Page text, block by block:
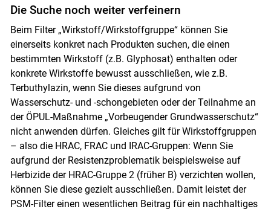
Die Suche noch weiter verfeinern
Beim Filter „Wirkstoff/Wirkstoffgruppe“ können Sie
einerseits konkret nach Produkten suchen, die einen
bestimmten Wirkstoff (z.B. Glyphosat) enthalten oder
konkrete Wirkstoffe bewusst ausschließen, wie z.B.
Terbuthylazin, wenn Sie dieses aufgrund von
Wasserschutz- und -schongebieten oder der Teilnahme an
der ÖPUL-Maßnahme „Vorbeugender Grundwasserschutz“
nicht anwenden dürfen. Gleiches gilt für Wirkstoffgruppen
– also die HRAC, FRAC und IRAC-Gruppen: Wenn Sie
aufgrund der Resistenzproblematik beispielsweise auf
Herbizide der HRAC-Gruppe 2 (früher B) verzichten wollen,
können Sie diese gezielt ausschließen. Damit leistet der
PSM-Filter einen wesentlichen Beitrag für ein nachhaltiges